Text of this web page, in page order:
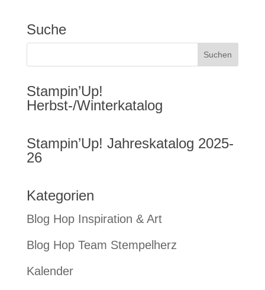
Suche
Stampin’Up!
Herbst-/Winterkatalog
Stampin’Up! Jahreskatalog 2025-
26
Kategorien
Blog Hop Inspiration & Art
Blog Hop Team Stempelherz
Kalender